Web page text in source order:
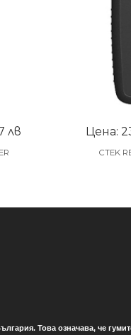
лв Цена:
CTEK
Това означава, че